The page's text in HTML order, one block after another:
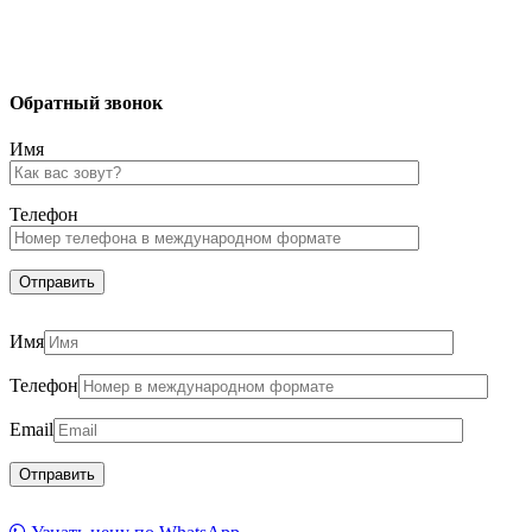
Обратный звонок
Имя
Телефон
Имя
Телефон
Email